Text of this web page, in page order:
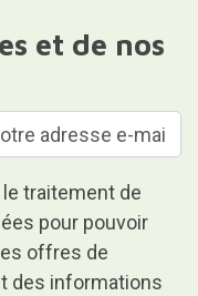
et de nos
le traitement de
pour pouvoir
offres de
des informations